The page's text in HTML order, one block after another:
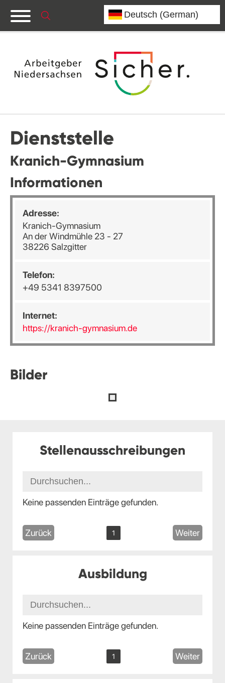
Dienststelle
Kranich-Gymnasium
Informationen
Adresse:
Kranich-Gymnasium
An der Windmühle 23 - 27
38226 Salzgitter
Telefon:
+49 5341 8397500
Internet:
https://kranich-gymnasium.de
Bilder
Stellenausschreibungen
Keine passenden Einträge gefunden.
Zurück 1 Weiter
Ausbildung
Keine passenden Einträge gefunden.
Zurück 1 Weiter